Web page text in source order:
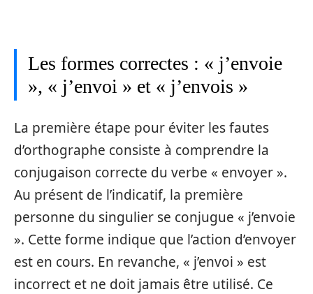
Les formes correctes : « j’envoie
», « j’envoi » et « j’envois »
La première étape pour éviter les fautes
d’orthographe consiste à comprendre la
conjugaison correcte du verbe « envoyer ».
Au présent de l’indicatif, la première
personne du singulier se conjugue « j’envoie
». Cette forme indique que l’action d’envoyer
est en cours. En revanche, « j’envoi » est
incorrect et ne doit jamais être utilisé. Ce